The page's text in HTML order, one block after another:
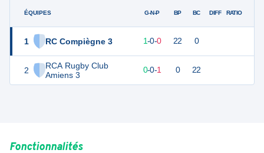
ÉQUIPES
1 RC Compiègne 3
2
RCA Rugby Club
Amiens 3
G-N-P BP BC DIFF RATIO
5 1-0-0 22 0
0 0-0-1 0 22
Fonctionnalités